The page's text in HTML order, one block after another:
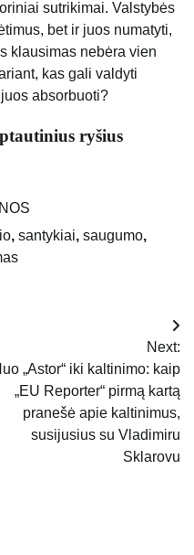
sutrikimai. Valstybės
bet ir juos numatyti,
klausimas nebėra vien
kas gali valdyti
absorbuoti?
ryšius
, santykiai, saugumo,
Next:
„Astor“ iki kaltinimo: kaip
„EU Reporter“ pirmą kartą
pranešė apie kaltinimus,
susijusius su Vladimiru
Sklarovu